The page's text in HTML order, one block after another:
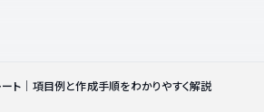
ト｜項目例と作成手順をわかりやすく解説